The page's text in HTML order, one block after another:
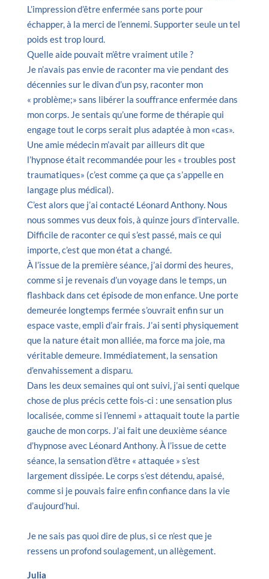
L’impression d’être enfermée sans porte pour
échapper, à la merci de l’ennemi. Supporter seule un tel
poids est trop lourd.
Quelle aide pouvait m’être vraiment utile ?
Je n’avais pas envie de raconter ma vie pendant des
décennies sur le divan d’un psy, raconter mon
« problème;» sans libérer la souffrance enfermée dans
mon corps. Je sentais qu’une forme de thérapie qui
engage tout le corps serait plus adaptée à mon «cas».
Une amie médecin m’avait par ailleurs dit que
l’hypnose était recommandée pour les « troubles post
traumatiques» (c’est comme ça que ça s’appelle en
langage plus médical).
C’est alors que j’ai contacté Léonard Anthony. Nous
nous sommes vus deux fois, à quinze jours d’intervalle.
Difficile de raconter ce qui s’est passé, mais ce qui
importe, c’est que mon état a changé.
À l’issue de la première séance, j’ai dormi des heures,
comme si je revenais d’un voyage dans le temps, un
flashback dans cet épisode de mon enfance. Une porte
demeurée longtemps fermée s’ouvrait enfin sur un
espace vaste, empli d’air frais. J’ai senti physiquement
que la nature était mon alliée, ma force ma joie, ma
véritable demeure. Immédiatement, la sensation
d’envahissement a disparu.
Dans les deux semaines qui ont suivi, j’ai senti quelque
chose de plus précis cette fois-ci : une sensation plus
localisée, comme si l’ennemi » attaquait toute la partie
gauche de mon corps. J’ai fait une deuxième séance
d’hypnose avec Léonard Anthony. À l’issue de cette
séance, la sensation d’être « attaquée » s’est
largement dissipée. Le corps s’est détendu, apaisé,
comme si je pouvais faire enfin confiance dans la vie
d’aujourd’hui.
Je ne sais pas quoi dire de plus, si ce n’est que je
ressens un profond soulagement, un allègement.
Julia